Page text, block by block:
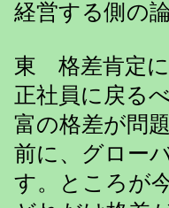
経営する側の
東 格差肯定
正社員に戻る
富の格差が問
前に、グロー
す。ところが